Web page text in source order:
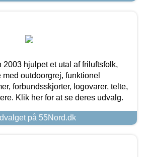
hjulpet et utal af friluftsfolk,
outdoorgrej, funktionel
forbundsskjorter, logovarer, telte,
Klik her for at se deres udvalg.
på 55Nord.dk